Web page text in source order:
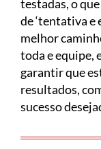
testadas, o
de ‘tentativa e
melhor
toda e equipe,
garantir que
resultados,
sucesso